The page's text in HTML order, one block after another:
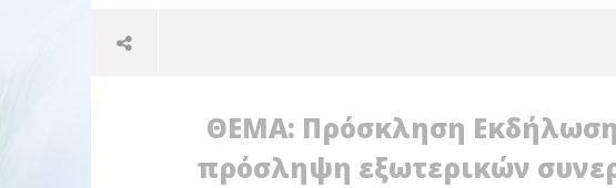
ΘΕΜΑ: Πρόσκληση
πρόσληψη εξωτερικών